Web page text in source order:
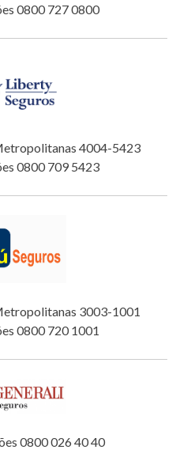
0800 727 0800
4004-5423
0800 709 5423
3003-1001
0800 720 1001
0800 026 40 40